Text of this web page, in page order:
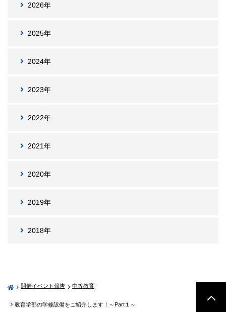
2026年
2025年
2024年
2023年
2022年
2021年
2020年
2019年
2018年
開催イベント報告 中等教育
教育学部の学修設備をご紹介します！～Part１～